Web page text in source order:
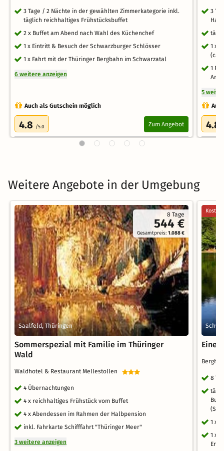
3 Tage / 2 Nächte in der gewählten Zimmerkategorie inkl.
täglich reichhaltiges Frühstücksbuffet
2 x Buffet am Abend nach Wahl des Küchenchef
1 x Eintritt & Besuch der Schwarzburger Schlösser
1 x Fahrt mit der Thüringer Bergbahn im Schwarzatal
6 weitere anzeigen
Auch als Gutschein möglich
4.8 /5.0 Zum Angebot
3
1 x
(ca.
1
5
4.8
Weitere Angebote in der Umgebung
8 Tage
544 €
Gesamtpreis:1.088 €
Saalfeld, Thüringen
Sommerspezial mit Familie im Thüringer
Wald
Waldhotel & Restaurant Mellestollen
4 Übernachtungen
4 x reichhaltiges Frühstück vom Buffet
4 x Abendessen im Rahmen der Halbpension
inkl. Fahrkarte Schifffahrt "Thüringer Meer"
3 weitere anzeigen
Eine
8
1 x
1 x